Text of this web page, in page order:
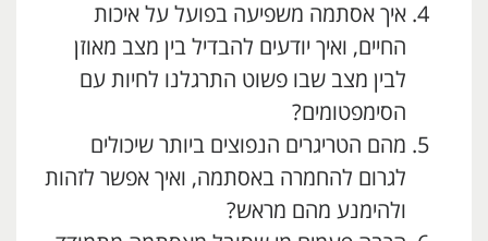
איך אסתמה משפיעה בפועל על איכות
החיים, ואיך יודעים להבדיל בין מצב מאוזן
לבין מצב שבו פשוט התרגלנו לחיות עם
הסימפטומים?
מהם הטריגרים הנפוצים ביותר שיכולים
לגרום להחמרה באסתמה, ואיך אפשר לזהות
ולהימנע מהם מראש?